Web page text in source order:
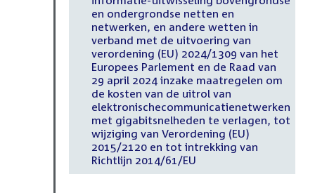
en ondergrondse netten en
netwerken, en andere wetten in
verband met de uitvoering van
verordening (EU) 2024/1309 van het
Europees Parlement en de Raad van
29 april 2024 inzake maatregelen om
de kosten van de uitrol van
elektronischecommunicatienetwerken
met gigabitsnelheden te verlagen, tot
wijziging van Verordening (EU)
2015/2120 en tot intrekking van
Richtlijn 2014/61/EU